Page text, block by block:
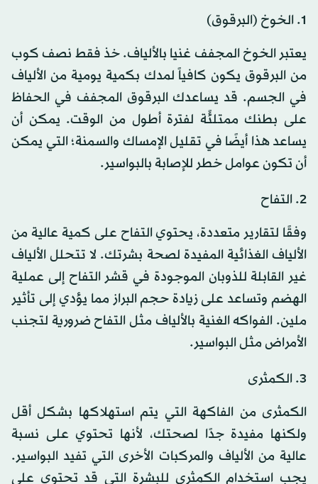
1. الخوخ (البرقوق)
يعتبر الخوخ المجفف غنيا بالألياف. خذ فقط نصف كوب
من البرقوق يكون كافياً لمدك بكمية يومية من الألياف
في الجسم. قد يساعدك البرقوق المجفف في الحفاظ
على بطنك ممتلئًة لفترة أطول من الوقت. يمكن أن
يساعد هذا أيضًا في تقليل الإمساك والسمنة؛ التي يمكن
أن تكون عوامل خطر للإصابة بالبواسير.
2. التفاح
وفقًا لتقارير متعددة، يحتوي التفاح على كمية عالية من
الألياف الغذائية المفيدة لصحة بشرتك. لا تتحلل الألياف
غير القابلة للذوبان الموجودة في قشر التفاح إلى عملية
الهضم وتساعد على زيادة حجم البراز مما يؤدي إلى تأثير
ملين. الفواكه الغنية بالألياف مثل التفاح ضرورية لتجنب
الأمراض مثل البواسير.
3. الكمثرى
الكمثرى من الفاكهة التي يتم استهلاكها بشكل أقل
ولكنها مفيدة جدًا لصحتك، لأنها تحتوي على نسبة
عالية من الألياف والمركبات الأخرى التي تفيد البواسير.
يجب استخدام الكمثرى للبشرة التي قد تحتوي على